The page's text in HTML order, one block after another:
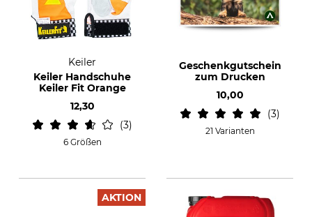
Keiler
Keiler Handschuhe
Keiler Fit Orange
12,30
3
6 Größen
Geschenkgutschein
zum Drucken
10,00
3
21 Varianten
AKTION